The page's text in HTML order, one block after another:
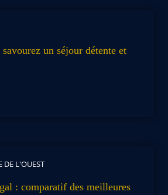
un séjour détente et
DE L'OUEST
: comparatif des meilleures